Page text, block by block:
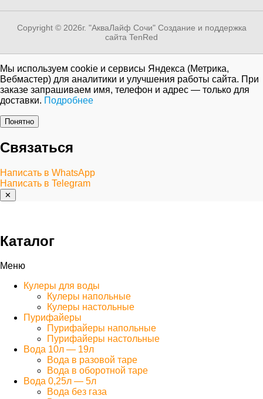
Copyright © 2026г. "АкваЛайф Сочи" Создание и поддержка
сайта TenRed
Мы используем cookie и сервисы Яндекса (Метрика,
Вебмастер) для аналитики и улучшения работы сайта. При
заказе запрашиваем имя, телефон и адрес — только для
доставки. Подробнее
Понятно
Связаться
Написать в WhatsApp
Написать в Telegram
✕
Каталог
Меню
Кулеры для воды
Кулеры напольные
Кулеры настольные
Пурифайеры
Пурифайеры напольные
Пурифайеры настольные
Вода 10л — 19л
Вода в разовой таре
Вода в оборотной таре
Вода 0,25л — 5л
Вода без газа